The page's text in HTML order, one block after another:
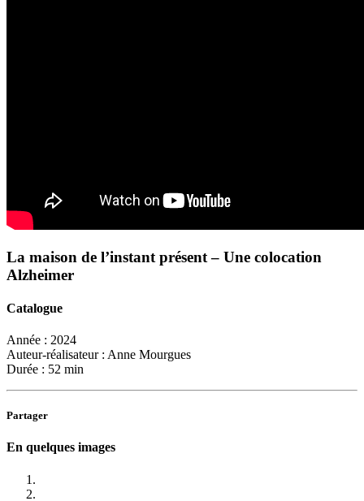
La maison de l’instant présent – Une colocation
Alzheimer
Catalogue
Année : 2024
Auteur-réalisateur : Anne Mourgues
Durée : 52 min
Partager
En quelques images